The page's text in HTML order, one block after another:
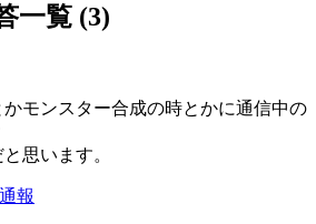
一覧 (3)
モンスター合成の時とかに通信中の
思います。
通報